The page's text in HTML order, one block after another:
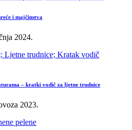
i majčinstva
2024.
– kratki vodič za ljetne trudnice
2023.